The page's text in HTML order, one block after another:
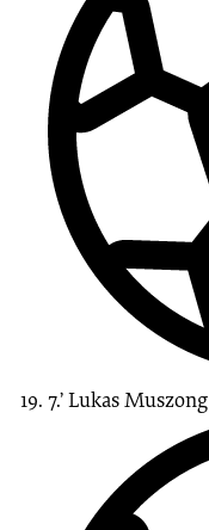
7.’LukasMuszong